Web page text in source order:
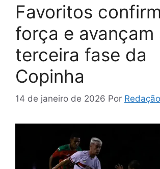
Favoritos
força e avançam
terceira fase da
Copinha
14 de janeiro de 2026 Por